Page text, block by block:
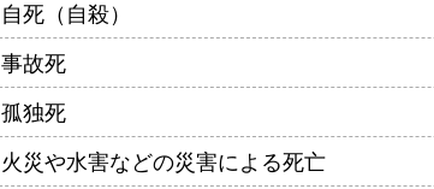
自死（自殺）
事故死
孤独死
火災や水害などの災害による死亡